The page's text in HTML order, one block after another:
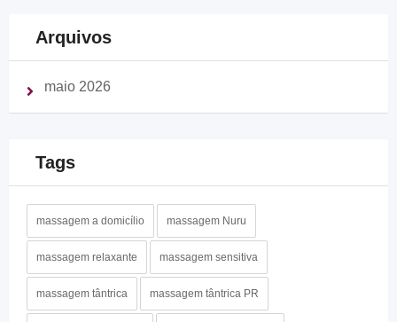
Arquivos
maio 2026
Tags
massagem a domicílio massagem Nuru
massagem relaxante massagem sensitiva
massagem tântrica massagem tântrica PR